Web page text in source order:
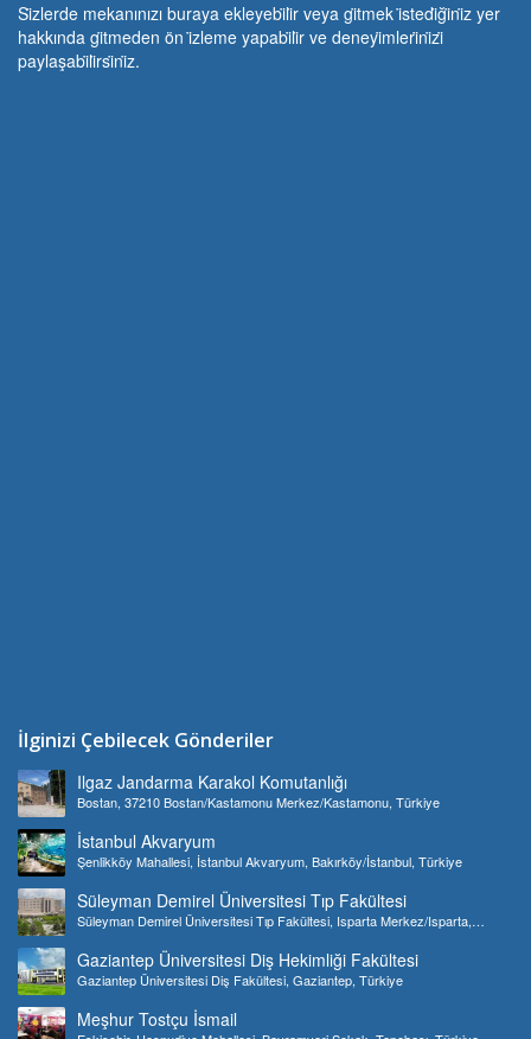
Si̇zlerde mekanınızı buraya ekleyebi̇li̇r veya gi̇tmek i̇stedi̇ği̇ni̇z yer
hakkında gi̇tmeden ön i̇zleme yapabi̇li̇r ve deneyi̇mleri̇ni̇zi̇
paylaşabi̇li̇rsi̇ni̇z.
İlginizi Çebilecek Gönderiler
Ilgaz Jandarma Karakol Komutanlığı
Bostan, 37210 Bostan/Kastamonu Merkez/Kastamonu, Türkiye
İstanbul Akvaryum
Şenlikköy Mahallesi, İstanbul Akvaryum, Bakırköy/İstanbul, Türkiye
Süleyman Demirel Üniversitesi Tıp Fakültesi
Süleyman Demirel Üniversitesi Tıp Fakültesi, Isparta Merkez/Isparta,
Gaziantep Üniversitesi Diş Hekimliği Fakültesi
Gaziantep Üniversitesi Diş Fakültesi, Gaziantep, Türkiye
Meşhur Tostçu İsmail